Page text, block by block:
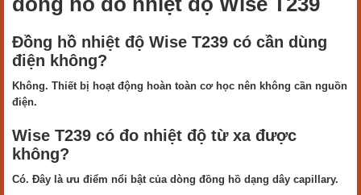
Đồng hồ nhiệt độ Wise T239 có cần dùng
điện không?
Không. Thiết bị hoạt động hoàn toàn cơ học nên không cần nguồn
điện.
Wise T239 có đo nhiệt độ từ xa được
không?
Có. Đây là ưu điểm nổi bật của dòng đồng hồ dạng dây capillary.